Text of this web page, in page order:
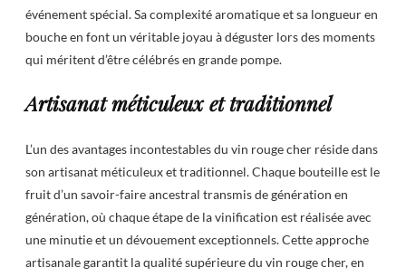
événement spécial. Sa complexité aromatique et sa longueur en
bouche en font un véritable joyau à déguster lors des moments
qui méritent d’être célébrés en grande pompe.
Artisanat méticuleux et traditionnel
L’un des avantages incontestables du vin rouge cher réside dans
son artisanat méticuleux et traditionnel. Chaque bouteille est le
fruit d’un savoir-faire ancestral transmis de génération en
génération, où chaque étape de la vinification est réalisée avec
une minutie et un dévouement exceptionnels. Cette approche
artisanale garantit la qualité supérieure du vin rouge cher, en